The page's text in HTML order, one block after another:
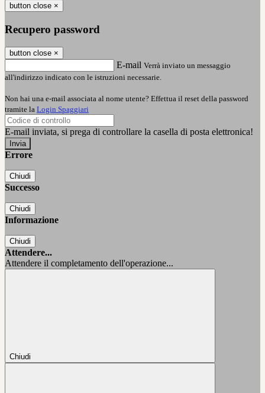
button close ×
Recupero password
button close ×
E-mail Verrà inviato un messaggio
all'indirizzo indicato con le istruzioni necessarie.
Non hai una e-mail associata al nome utente? Effettua il reset della password
tramite la Login Spaggiari
E-mail inviata, si prega di controllare la casella di posta elettronica!
Errore
Chiudi
Successo
Chiudi
Informazione
Chiudi
Attendere...
Attendere il completamento dell'operazione...
Chiudi